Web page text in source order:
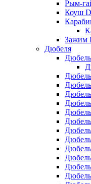
Рым-
Коуш
Зажим
Дюбеля